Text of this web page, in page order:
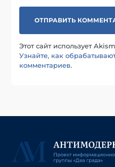
Этот сайт использует
Узнайте, как
комментариев.